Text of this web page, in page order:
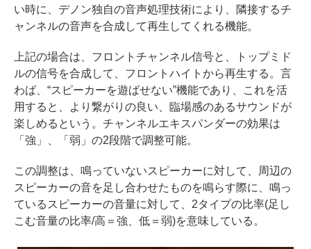
い時に、デノン独自の音声処理技術により、隣接するチ
ャンネルの音声を合成して再生してくれる機能。
上記の場合は、フロントチャンネル信号と、トップミド
ルの信号を合成して、フロントハイトから再生する。言
わば、“スピーカーを遊ばせない”機能であり、これを活
用すると、より繋がりの良い、臨場感のあるサウンドが
楽しめるという。チャンネルエキスパンダーの効果は
「強」、「弱」の2段階で調整可能。
この調整は、鳴っていないスピーカーに対して、周辺の
スピーカーの音を足し合わせたものを鳴らす際に、鳴っ
ているスピーカーの音量に対して、2タイプの比率(足し
こむ音量の比率/高＝強、低＝弱)を意味している。